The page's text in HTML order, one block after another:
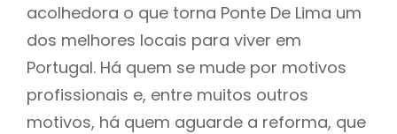
acolhedora o que torna Ponte De Lima um
dos melhores locais para viver em
Portugal. Há quem se mude por motivos
profissionais e, entre muitos outros
motivos, há quem aguarde a reforma, que